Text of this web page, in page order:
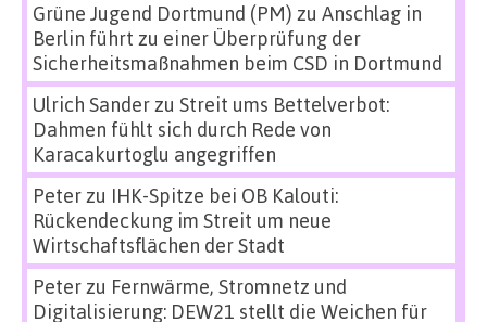
Grüne Jugend Dortmund (PM) zu Anschlag in
Berlin führt zu einer Überprüfung der
Sicherheitsmaßnahmen beim CSD in Dortmund
Ulrich Sanderzu Streit ums Bettelverbot:
Dahmen fühlt sich durch Rede von
Karacakurtoglu angegriffen
Peterzu IHK-Spitze bei OB Kalouti:
Rückendeckung im Streit um neue
Wirtschaftsflächen der Stadt
Peterzu Fernwärme, Stromnetz und
Digitalisierung: DEW21 stellt die Weichen für